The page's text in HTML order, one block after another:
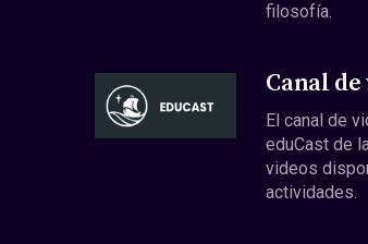
filosofía.
Canal de
El canal de
eduCast de
videos
actividades.